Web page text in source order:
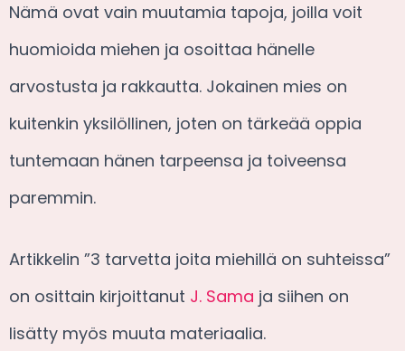
Nämä ovat vain muutamia tapoja, joilla voit
huomioida miehen ja osoittaa hänelle
arvostusta ja rakkautta. Jokainen mies on
kuitenkin yksilöllinen, joten on tärkeää oppia
tuntemaan hänen tarpeensa ja toiveensa
paremmin.
Artikkelin ”3 tarvetta joita miehillä on suhteissa”
on osittain kirjoittanut J. Sama ja siihen on
lisätty myös muuta materiaalia.